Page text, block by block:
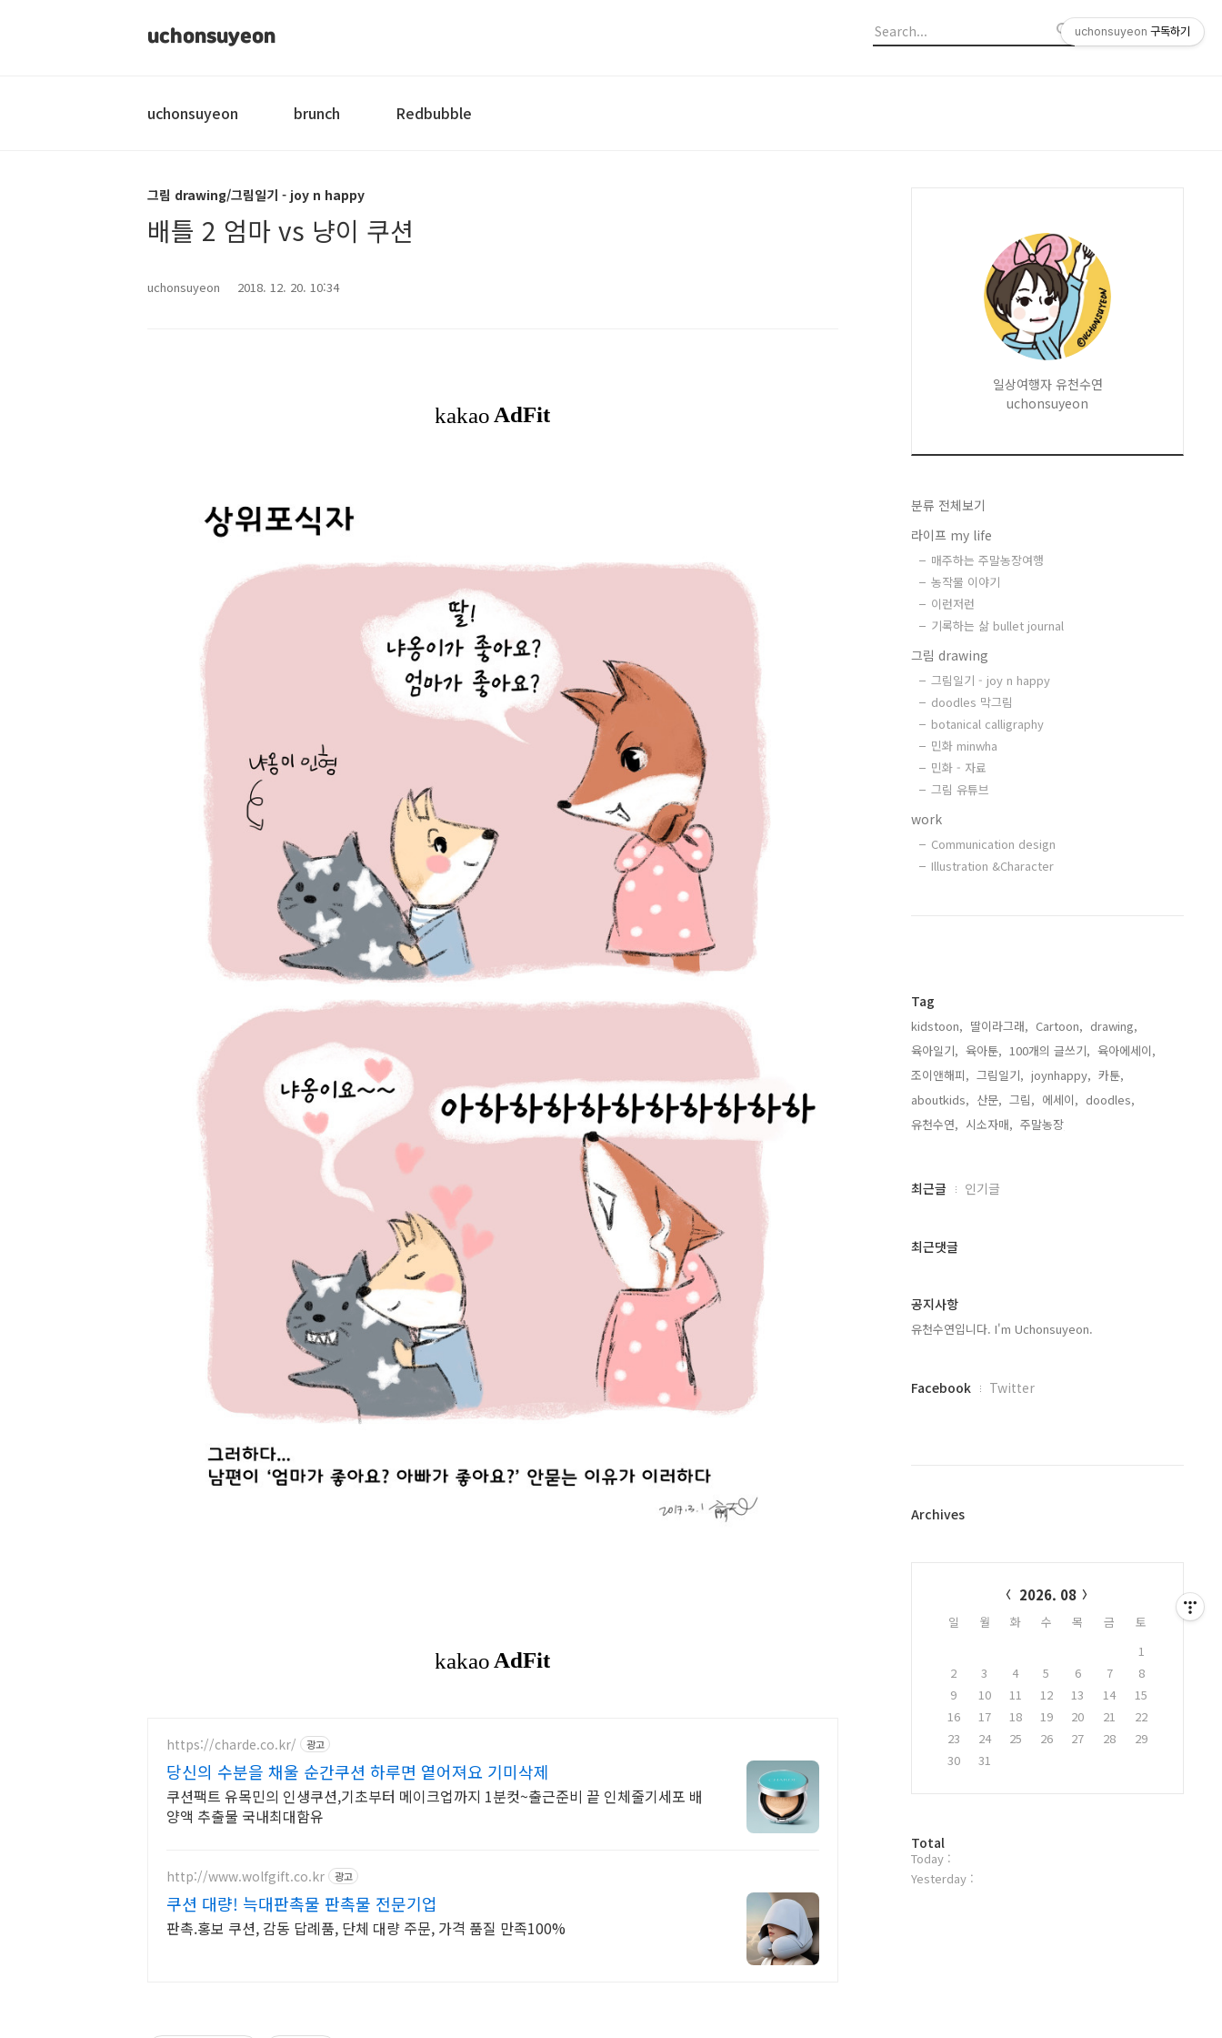
uchonsuyeon
uchonsuyeon brunch Redbubble
그림 drawing/그림일기 - joy n happy
배틀 2 엄마 vs 냥이 쿠션
uchonsuyeon 2018. 12. 20. 10:34
https://charde.co.kr/ 광고
당신의 수분을 채울 순간쿠션 하루면 옅어져요 기미삭제
쿠션팩트 유목민의 인생쿠션,기초부터 메이크업까지 1분컷~출근준비 끝 인체줄기세포 배
양액 추출물 국내최대함유
http://www.wolfgift.co.kr 광고
쿠션 대량! 늑대판촉물 판촉물 전문기업
판촉.홍보 쿠션, 감동 답례품, 단체 대량 주문, 가격 품질 만족100%
일상여행자 유천수연
uchonsuyeon
분류 전체보기
라이프 my life
매주하는 주말농장여행
농작물 이야기
이런저런
기록하는 삶 bullet journal
그림 drawing
그림일기 - joy n happy
doodles 막그림
botanical calligraphy
민화 minwha
민화 - 자료
그림 유튜브
work
Communication design
Illustration &Character
Tag
kidstoon, 딸이라그래, Cartoon, drawing,
육아일기, 육아툰, 100개의 글쓰기, 육아에세이,
조이앤해피, 그림일기, joynhappy, 카툰,
aboutkids, 산문, 그림, 에세이, doodles,
유천수연, 시소자매, 주말농장,
최
과
글
최근글 인기글
최근댓글
공지사항
유천수연입니다. I'm Uchonsuyeon.
페
플
Facebook Twitter
Archives
2026. 08
일 월 화 수 목 금
토
1
2
3 4 5 6 7
8
9
10 11 12 13 14
15
16
17 18 19 20 21
22
23
24 25 26 27 28
29
30
31
방
문
자
Total
Today :
Yesterday :
uchonsuyeon 구독하기